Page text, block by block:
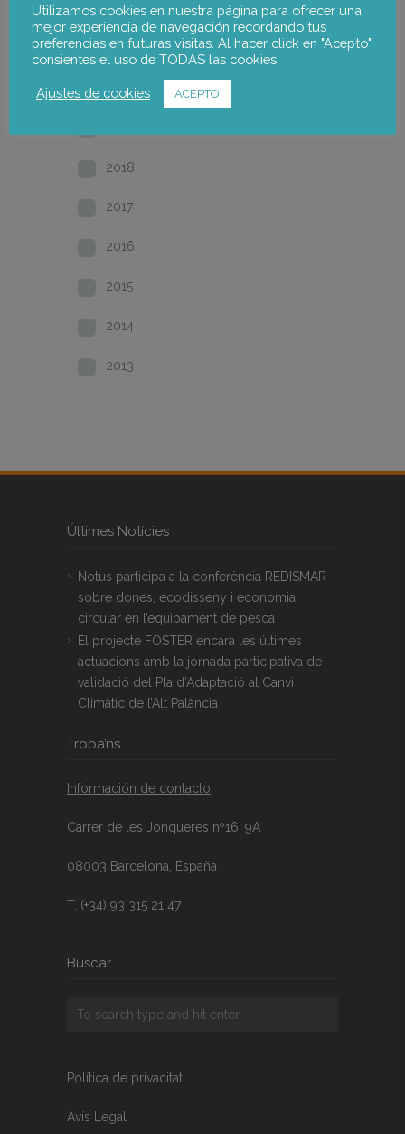
2022
2021
2020
2018
2017
2016
2015
2014
2013
Últimes Notícies
Notus participa a la conferència REDISMAR
sobre dones, ecodisseny i economia
circular en l’equipament de pesca
El projecte FOSTER encara les últimes
actuacions amb la jornada participativa de
validació del Pla d’Adaptació al Canvi
Climàtic de l’Alt Palància
Troba’ns
Información de contacto
Carrer de les Jonqueres nº16, 9A
08003 Barcelona, España
T. (+34) 93 315 21 47
Buscar
Política de privacitat
Avís Legal
Utilizamos cookies en nuestra página para ofrecer una
mejor experiencia de navegación recordando tus
preferencias en futuras visitas. Al hacer click en "Acepto",
consientes el uso de TODAS las cookies.
Ajustes de cookies ACEPTO